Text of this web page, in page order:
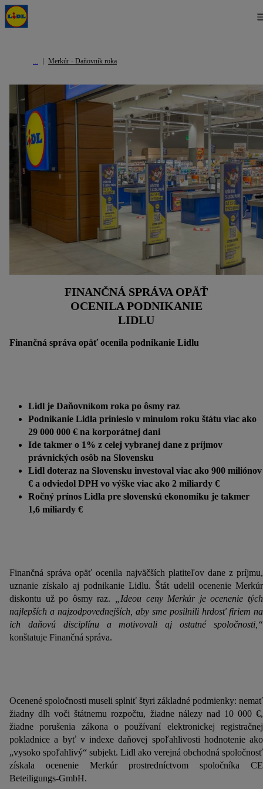
Merkúr - Daňovník roka
FINANČNÁ SPRÁVA OPÄŤ
OCENILA PODNIKANIE
LIDLU
Finančná správa opäť ocenila podnikanie Lidlu
Lidl je Daňovníkom roka po ôsmy raz
Podnikanie Lidla prinieslo v minulom roku štátu viac ako
29 000 000 € na korporátnej dani
Ide takmer o 1% z celej vybranej dane z príjmov
právnických osôb na Slovensku
Lidl doteraz na Slovensku investoval viac ako 900 miliónov
€ a odviedol DPH vo výške viac ako 2 miliardy €
Ročný prínos Lidla pre slovenskú ekonomiku je takmer
1,6 miliardy €
Finančná správa opäť ocenila najväčších platiteľov dane z príjmu,
uznanie získalo aj podnikanie Lidlu. Štát udelil ocenenie Merkúr
diskontu už po ôsmy raz.
„Ideou ceny Merkúr je ocenenie tých
najlepších a najzodpovednejších, aby sme posilnili hrdosť firiem na
ich daňovú disciplínu a motivovali aj ostatné spoločnosti,“
konštatuje Finančná správa.
Ocenené spoločnosti museli splniť štyri základné podmienky: nemať
žiadny dlh voči štátnemu rozpočtu, žiadne nálezy nad 10 000 €,
žiadne porušenia zákona o používaní elektronickej registračnej
pokladnice a byť v indexe daňovej spoľahlivosti hodnotenie ako
„vysoko spoľahlivý“ subjekt. Lidl ako verejná obchodná spoločnosť
získala ocenenie Merkúr prostredníctvom spoločníka CE
Beteiligungs-GmbH.